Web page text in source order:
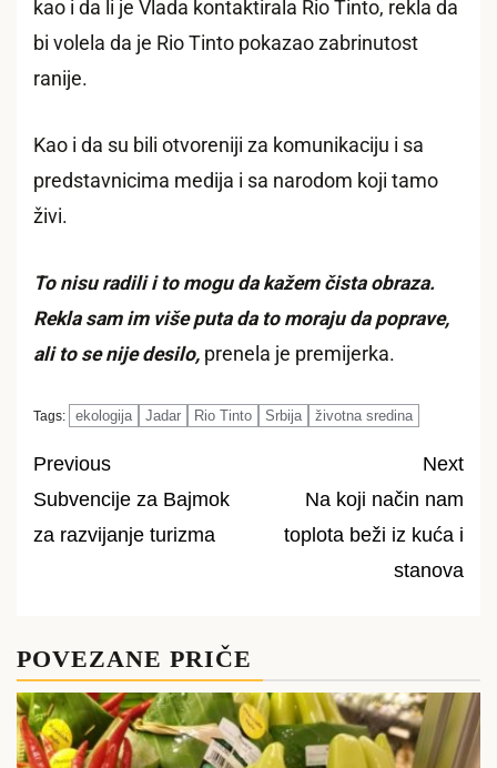
kao i da li je Vlada kontaktirala Rio Tinto, rekla da
bi volela da je Rio Tinto pokazao zabrinutost
ranije.
Kao i da su bili otvoreniji za komunikaciju i sa
predstavnicima medija i sa narodom koji tamo
živi.
To nisu radili i to mogu da kažem čista obraza.
Rekla sam im više puta da to moraju da poprave,
ali to se nije desilo, prenela je premijerka.
Tags: ekologija Jadar Rio Tinto Srbija životna sredina
Post
navigation
Previous
Subvencije za Bajmok
za razvijanje turizma
Next
Na koji način nam
toplota beži iz kuća i
stanova
POVEZANE PRIČE